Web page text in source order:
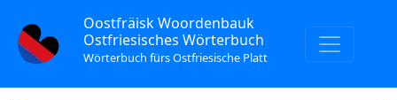
Oostfräisk Woordenbauk
Ostfriesisches Wörterbuch
Wörterbuch fürs Ostfriesische Platt